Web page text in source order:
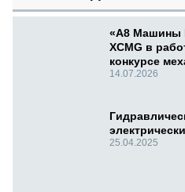
«А8 Машины
XCMG в
конкурсе
14.07.2026
25.04.2025